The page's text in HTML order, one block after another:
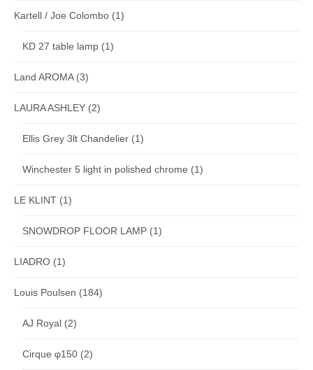
Kartell / Joe Colombo (1)
KD 27 table lamp (1)
Land AROMA(3)
LAURA ASHLEY (2)
Ellis Grey 3lt Chandelier (1)
Winchester 5 light in polished chrome (1)
LE KLINT (1)
SNOWDROP FLOOR LAMP (1)
LIADRO (1)
Louis Poulsen (184)
AJ Royal (2)
Cirque φ150 (2)